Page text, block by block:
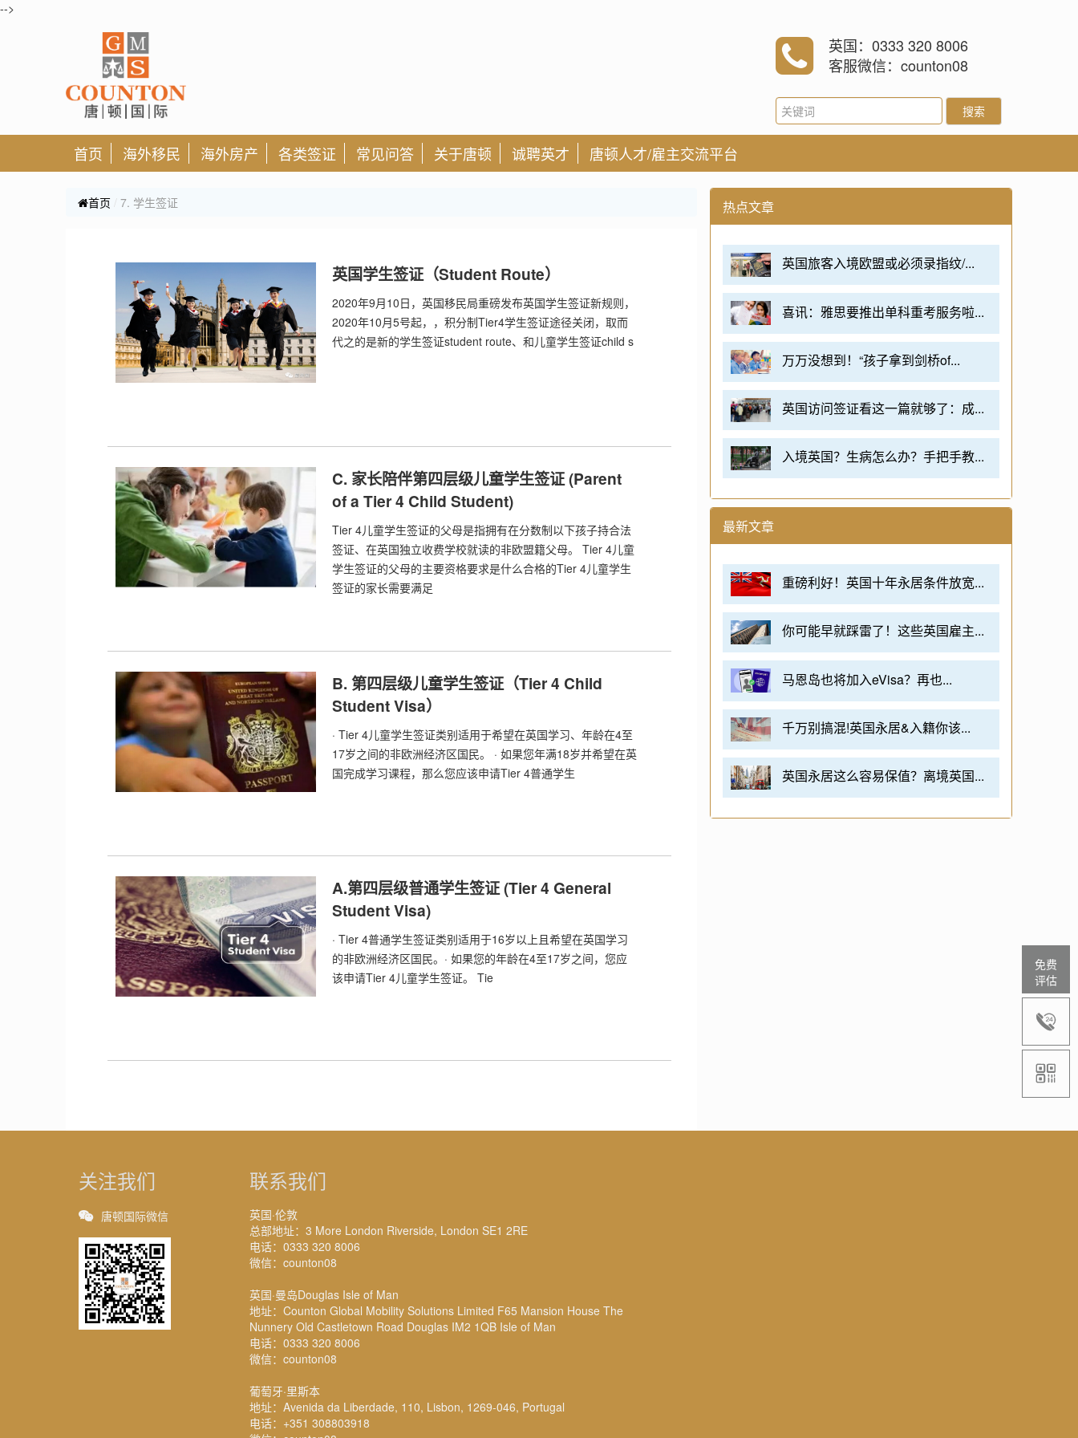
-->
英国：0333 320 8006
客服微信：counton08
搜索
首页 海外移民 海外房产 各类签证 常见问答 关于唐顿 诚聘英才 唐顿人才/雇主交流平台
首页 7. 学生签证
英国学生签证（Student Route）
2020年9月10日，英国移民局重磅发布英国学生签证新规则，
2020年10月5号起，，积分制Tier4学生签证途径关闭，取而
代之的是新的学生签证student route、和儿童学生签证child s
C. 家长陪伴第四层级儿童学生签证 (Parent
of a Tier 4 Child Student)
Tier 4儿童学生签证的父母是指拥有在分数制以下孩子持合法
签证、在英国独立收费学校就读的非欧盟籍父母。 Tier 4儿童
学生签证的父母的主要资格要求是什么合格的Tier 4儿童学生
签证的家长需要满足
B. 第四层级儿童学生签证（Tier 4 Child
Student Visa）
· Tier 4儿童学生签证类别适用于希望在英国学习、年龄在4至
17岁之间的非欧洲经济区国民。 · 如果您年满18岁并希望在英
国完成学习课程，那么您应该申请Tier 4普通学生
A.第四层级普通学生签证 (Tier 4 General
Student Visa)
· Tier 4普通学生签证类别适用于16岁以上且希望在英国学习
的非欧洲经济区国民。· 如果您的年龄在4至17岁之间，您应
该申请Tier 4儿童学生签证。 Tie
热点文章
英国旅客入境欧盟或必须录指纹/...
喜讯：雅思要推出单科重考服务啦...
万万没想到！“孩子拿到剑桥of...
英国访问签证看这一篇就够了：成...
入境英国？生病怎么办？手把手教...
最新文章
重磅利好！英国十年永居条件放宽...
你可能早就踩雷了！这些英国雇主...
马恩岛也将加入eVisa？再也...
千万别搞混!英国永居&入籍你该...
英国永居这么容易保值？离境英国...
关注我们
唐顿国际微信
联系我们
英国·伦敦
总部地址：3 More London Riverside, London SE1 2RE
电话：0333 320 8006
微信：counton08
英国·曼岛Douglas Isle of Man
地址：Counton Global Mobility Solutions Limited F65 Mansion House The
Nunnery Old Castletown Road Douglas IM2 1QB Isle of Man
电话：0333 320 8006
微信：counton08
葡萄牙·里斯本
地址：Avenida da Liberdade, 110, Lisbon, 1269-046, Portugal
电话：+351 308803918
免费
评估

